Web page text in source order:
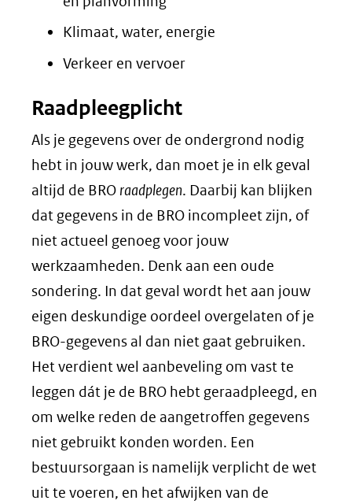
Klimaat, water, energie
Verkeer en vervoer
Raadpleegplicht
Als je gegevens over de ondergrond nodig
hebt in jouw werk, dan moet je in elk geval
altijd de BRO raadplegen. Daarbij kan blijken
dat gegevens in de BRO incompleet zijn, of
niet actueel genoeg voor jouw
werkzaamheden. Denk aan een oude
sondering. In dat geval wordt het aan jouw
eigen deskundige oordeel overgelaten of je
BRO-gegevens al dan niet gaat gebruiken.
Het verdient wel aanbeveling om vast te
leggen dát je de BRO hebt geraadpleegd, en
om welke reden de aangetroffen gegevens
niet gebruikt konden worden. Een
bestuursorgaan is namelijk verplicht de wet
uit te voeren, en het afwijken van de